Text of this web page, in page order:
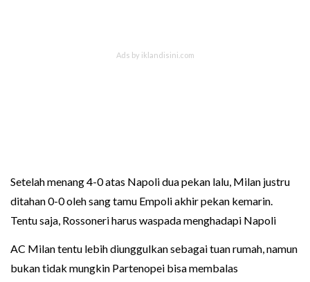
Setelah menang 4-0 atas Napoli dua pekan lalu, Milan justru
ditahan 0-0 oleh sang tamu Empoli akhir pekan kemarin.
Tentu saja, Rossoneri harus waspada menghadapi Napoli
AC Milan tentu lebih diunggulkan sebagai tuan rumah, namun
bukan tidak mungkin Partenopei bisa membalas